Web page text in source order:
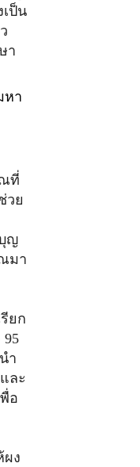
ป็น
า
ที่
วย
ญ
มา
ยก
ำ
ละ
อ
ผง